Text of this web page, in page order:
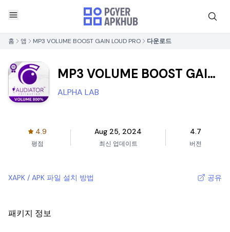
홈 앱 MP3 VOLUME BOOST GAIN LOUD PRO 다운로드
MP3 VOLUME BOOST GAIN
LOUD PRO
ALPHA LAB
4.9
평점
Aug 25, 2024
최신 업데이트
4.7
버전
XAPK / APK 파일 설치 방법 공유
패키지 정보